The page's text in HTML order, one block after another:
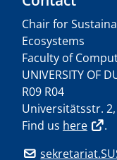
Chair for
Ecosystems
Faculty of
UNIVERSITY OF
R09 R04
Universitätsstr. 2,
Find us here
.